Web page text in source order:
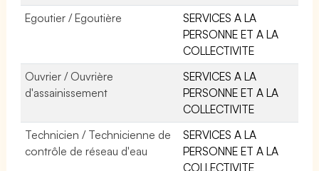
Egoutier / Egoutière
SERVICES A LA
PERSONNE ET A LA
COLLECTIVITE
Ouvrier / Ouvrière
d'assainissement
SERVICES A LA
PERSONNE ET A LA
COLLECTIVITE
Technicien / Technicienne de
contrôle de réseau d'eau
SERVICES A LA
PERSONNE ET A LA
COLLECTIVITE